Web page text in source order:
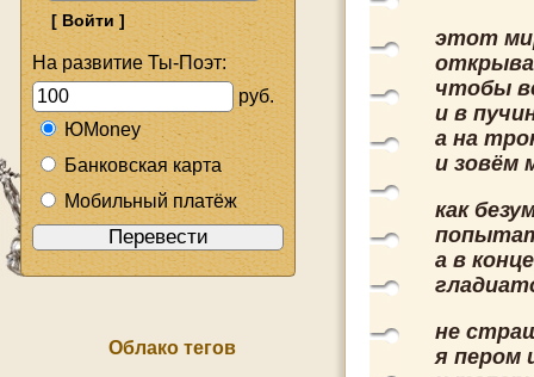
На развитие Ты-Поэт:
руб.
ЮMoney
Банковская карта
Мобильный платёж
Облако тегов
этот
чтобы
и в
а на
и зовём
как
а в
не
я пером